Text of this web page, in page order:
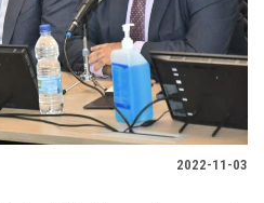
2022-11-03